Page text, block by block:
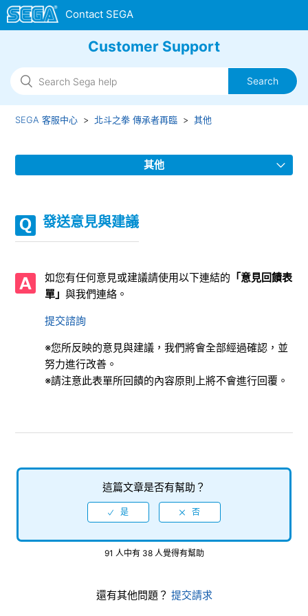
Customer Support
SEGA 客服中心 北斗之拳 傳承者再臨 其他
其他
未收到客服中心回覆
發送意見與建議
舉報違反規章・惡意擾亂行為
玩家名稱的變更
音效設定
聊天頻道的封鎖
變更喜愛的拳士
發送意見與建議
如您有任何意見或建議請使用以下連結的 「意見回饋表
單」與我們連絡。
提交諮詢
※您所反映的意見與建議，我們將會全部經過確認，並
努力進行改善。
※請注意此表單所回饋的內容原則上將不會進行回覆。
這篇文章是否有幫助？
91 人中有 38 人覺得有幫助
還有其他問題？ 提交請求